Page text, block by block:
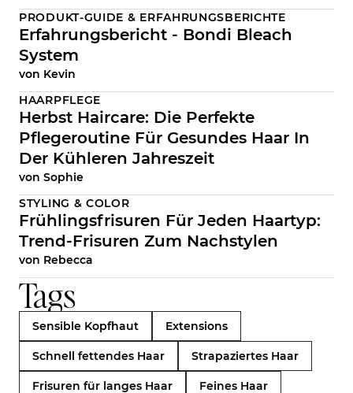
PRODUKT-GUIDE & ERFAHRUNGSBERICHTE
Erfahrungsbericht - Bondi Bleach
System
von Kevin
HAARPFLEGE
Herbst Haircare: Die Perfekte
Pflegeroutine Für Gesundes Haar In
Der Kühleren Jahreszeit
von Sophie
STYLING & COLOR
Frühlingsfrisuren Für Jeden Haartyp:
Trend-Frisuren Zum Nachstylen
von Rebecca
Tags
Sensible Kopfhaut Extensions
Schnell fettendes Haar Strapaziertes Haar
Frisuren für langes Haar Feines Haar